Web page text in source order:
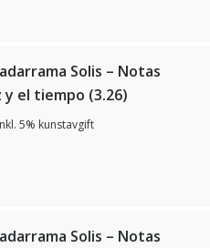
Solis – Notas
y el tiempo (3.26)
5% kunstavgift
Solis – Notas